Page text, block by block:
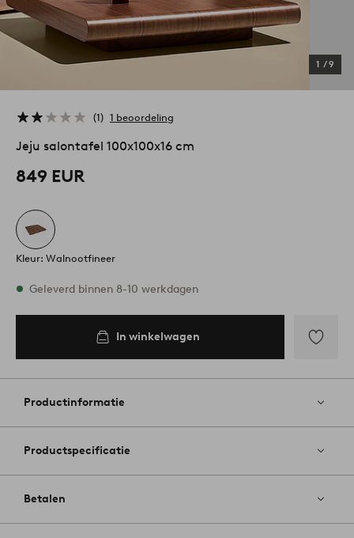
1 /9
1 1 beoordeling
Jeju salontafel 100x100x16 cm
849 EUR
Kleur: Walnootfineer
Op voorraad
Geleverd binnen 8-10 werkdagen
In winkelwagen
aan
Productinformatie
Productspecificatie
Betalen